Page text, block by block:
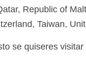
Republic of
Taiwan,
se quiseres visitar